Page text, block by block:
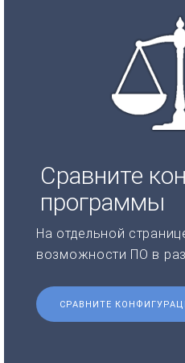
Сравните
программы
На отдельной
возможности ПО в
СРАВНИТЕ